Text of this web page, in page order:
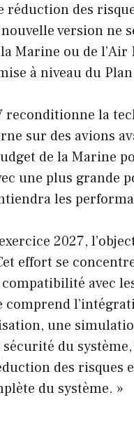
réduction des
version ne
Marine ou de l’Air
à niveau du
reconditionne la
sur des avions
de la Marine
une plus grande
les
2027,
effort se
avec
comprend
une
sécurité du
des risques
du système. »